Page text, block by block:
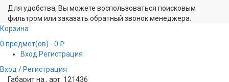
Для удобства, Вы можете воспользоваться поисковым
фильтром или заказать обратный звонок менеджера.
Корзина
0 предмет(ов) - 0 ₽
Вход Регистрация
Вход / Регистрация
Габарит на , арт. 121436